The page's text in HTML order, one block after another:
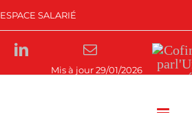
ESPACE SALARIÉ
LinkedIn
Email